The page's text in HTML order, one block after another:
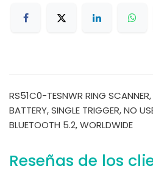
RS51C0-TESNWR RING
BATTERY, SINGLE TRIGGER, NO
BLUETOOTH 5.2, WORLDWIDE
Reseñas de los